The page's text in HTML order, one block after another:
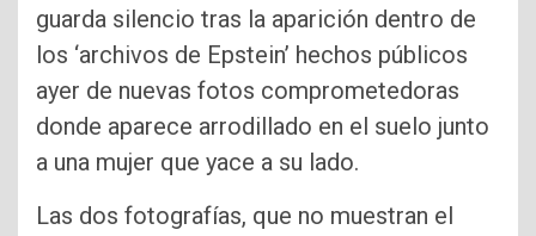
guarda silencio tras la aparición dentro de
los ‘archivos de Epstein’ hechos públicos
ayer de nuevas fotos comprometedoras
donde aparece arrodillado en el suelo junto
a una mujer que yace a su lado.
Las dos fotografías, que no muestran el